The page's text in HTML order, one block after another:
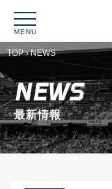
MENU
TOP›NEWS
NEWS
最新情報